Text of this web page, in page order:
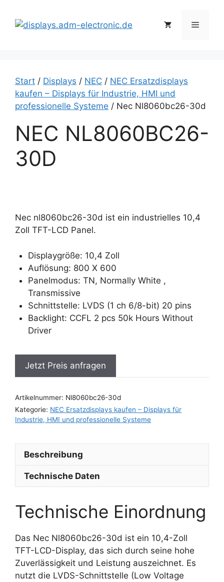
Inhalt
springen
Menü
Start / Displays / NEC / NEC Ersatzdisplays
kaufen – Displays für Industrie, HMI und
professionelle Systeme / Nec Nl8060bc26-30d
NEC NL8060BC26-
30D
Nec nl8060bc26-30d ist ein industrielles 10,4
Zoll TFT-LCD Panel.
Displaygröße: 10,4 Zoll
Auflösung: 800 X 600
Panelmodus: TN, Normally White ,
Transmissive
Schnittstelle: LVDS (1 ch 6/8-bit) 20 pins
Backlight: CCFL 2 pcs 50k Hours Without
Driver
Jetzt Preis anfragen
Artikelnummer: Nl8060bc26-30d
Kategorie: NEC Ersatzdisplays kaufen – Displays für
Industrie, HMI und professionelle Systeme
Beschreibung
Technische Daten
Technische Einordnung
Das Nec Nl8060bc26-30d ist ein 10,4-Zoll
TFT-LCD-Display, das sich durch seine hohe
Zuverlässigkeit und Leistung auszeichnet. Es
nutzt die LVDS-Schnittstelle (Low Voltage